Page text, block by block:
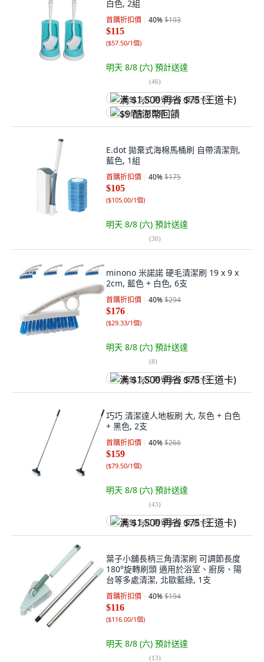
白色, 2組
首購折扣價 40%$193
$115
($57.50/1個)
明天 8/8 (六) 預計送達
(46)
满 $1,500 再省 $75 (王道卡)
$9 酷澎幣回饋
E.dot 拋棄式海棉馬桶刷 自帶清潔劑,
藍色, 1組
首購折扣價 40%$175
$105
($105.00/1個)
明天 8/8 (六) 預計送達
(30)
minono 米諾諾 硬毛清潔刷 19 x 9 x
2cm, 藍色 + 白色, 6支
首購折扣價 40%$294
$176
($29.33/1個)
明天 8/8 (六) 預計送達
(8)
满 $1,500 再省 $75 (王道卡)
巧巧 清潔達人地板刷 大, 灰色 + 白色
+ 黑色, 2支
首購折扣價 40%$266
$159
($79.50/1個)
明天 8/8 (六) 預計送達
(43)
满 $1,500 再省 $75 (王道卡)
葉子小舖長柄三角清潔刷 可調節長度
180°旋轉刷頭 適用於浴室、廚房、陽
台等多處清潔, 北歐藍綠, 1支
首購折扣價 40%$194
$116
($116.00/1個)
明天 8/8 (六) 預計送達
(13)